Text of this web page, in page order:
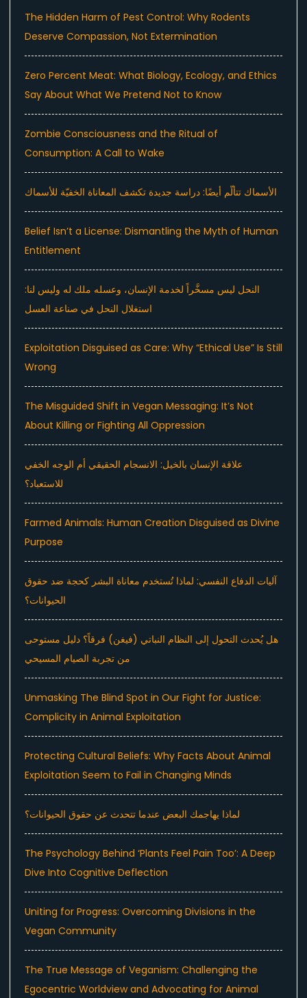
The Hidden Harm of Pest Control: Why Rodents
Deserve Compassion, Not Extermination
Zero Percent Meat: What Biology, Ecology, and Ethics
Say About What We Pretend Not to Know
Zombie Consciousness and the Ritual of
Consumption: A Call to Wake
الأسماك تتألّم أيضًا: دراسة جديدة تكشف المعاناة الخفيّة للأسماك
Belief Isn’t a License: Dismantling the Myth of Human
Entitlement
النحل ليس مسخَّراً لخدمة الإنسان، وعسله ملك له وليس لنا:
استغلال النحل في صناعة العسل
Exploitation Disguised as Care: Why “Ethical Use” Is Still
Wrong
The Misguided Shift in Vegan Messaging: It’s Not
About Killing or Fighting All Oppression
علاقة الإنسان بالخيل: الانسجام الحقيقي أم الوجه الخفي
للاستعباد؟
Farmed Animals: Human Creation Disguised as Divine
Purpose
آليات الدفاع النفسي: لماذا تُستخدم معاناة البشر كحجة ضد حقوق
الحيوانات؟
هل يُحدث التحول إلى النظام النباتي (فيغن) فرقاً؟ دليل مستوحى
من تجربة الصيام المسيحي
Unmasking The Blind Spot in Our Fight for Justice:
Complicity in Animal Exploitation
Protecting Cultural Beliefs: Why Facts About Animal
Exploitation Seem to Fail in Changing Minds
لماذا يهاجمك البعض عندما تتحدث عن حقوق الحيوانات؟
The Psychology Behind ‘Plants Feel Pain Too’: A Deep
Dive Into Cognitive Deflection
Uniting for Progress: Overcoming Divisions in the
Vegan Community
The True Message of Veganism: Challenging the
Egocentric Worldview and Advocating for Animal